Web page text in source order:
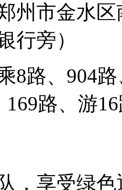
州市金水
行旁）
8路、904
169路、游
，享受绿